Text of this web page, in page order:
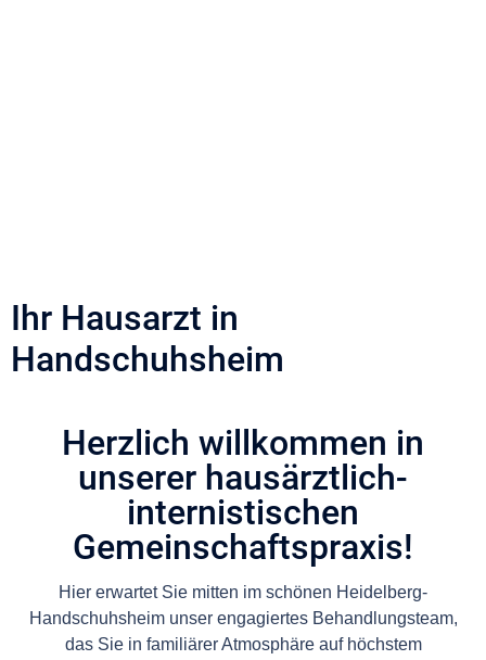
Ihr Hausarzt in
Handschuhsheim
Herzlich willkommen in
unserer hausärztlich-
internistischen
Gemeinschaftspraxis!
Hier erwartet Sie mitten im schönen Heidelberg-
Handschuhsheim unser engagiertes Behandlungsteam,
das Sie in familiärer Atmosphäre auf höchstem